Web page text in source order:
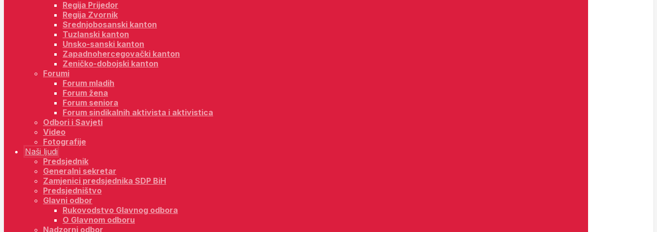
Regija Prijedor
Regija Zvornik
Srednjobosanski kanton
Tuzlanski kanton
Unsko-sanski kanton
Zapadnohercegovački kanton
Zeničko-dobojski kanton
Forumi
Forum mladih
Forum žena
Forum seniora
Forum sindikalnih aktivista i aktivistica
Odbori i Savjeti
Video
Fotografije
Naši ljudi
Predsjednik
Generalni sekretar
Zamjenici predsjednika SDP BiH
Predsjedništvo
Glavni odbor
Rukovodstvo Glavnog odbora
O Glavnom odboru
Nadzorni odbor